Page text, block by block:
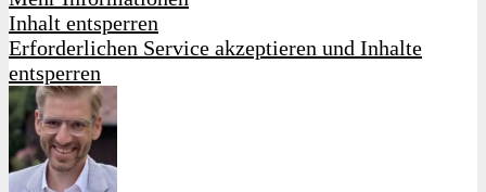
Inhalt entsperren
Erforderlichen Service akzeptieren und Inhalte
entsperren